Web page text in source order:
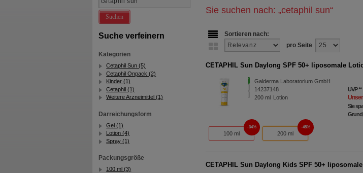
Suchen
Suche verfeinern
Kategorien
Cetaphil Sun (5)
Cetaphil Onpack (2)
Kinder (1)
Cetaphil (1)
Weitere Arzneimittel (1)
Darreichungsform
Gel (1)
Lotion (4)
Spray (1)
Packungsgröße
100 ml (3)
Sie suchen nach: „cetaphil sun“
Sortieren nach:
pro Seite
CETAPHIL Sun Daylong SPF 50+ liposomale
Galderma Laboratorium GmbH
14237148
200 ml Lotion
UVP**
Sie
100 ml
34%
200 ml
45%
CETAPHIL Sun Daylong Kids SPF 50+